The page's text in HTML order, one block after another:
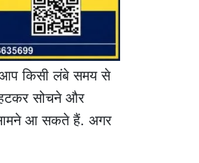
आप किसी लंबे समय से
सोचने और
आ सकते हैं. अगर